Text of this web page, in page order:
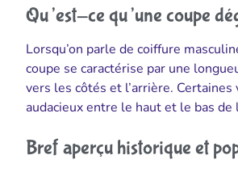
Qu’est-ce qu’une coupe
Lorsqu’on parle de coiffure
coupe se caractérise par une
vers les côtés et l’arrière.
audacieux entre le haut et le bas de
Bref aperçu historique et